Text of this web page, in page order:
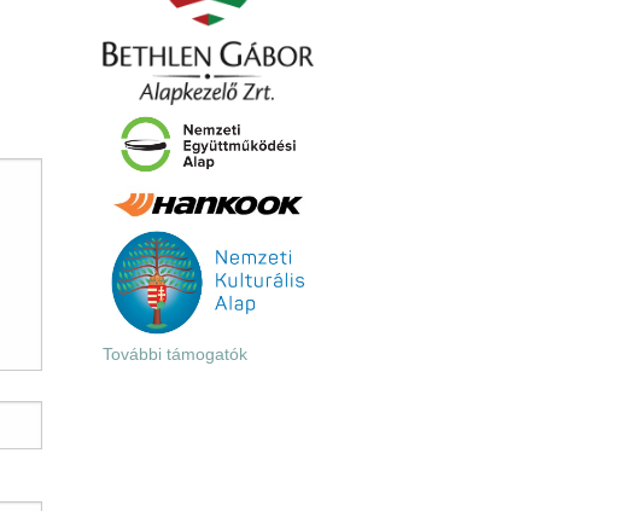
További támogatók